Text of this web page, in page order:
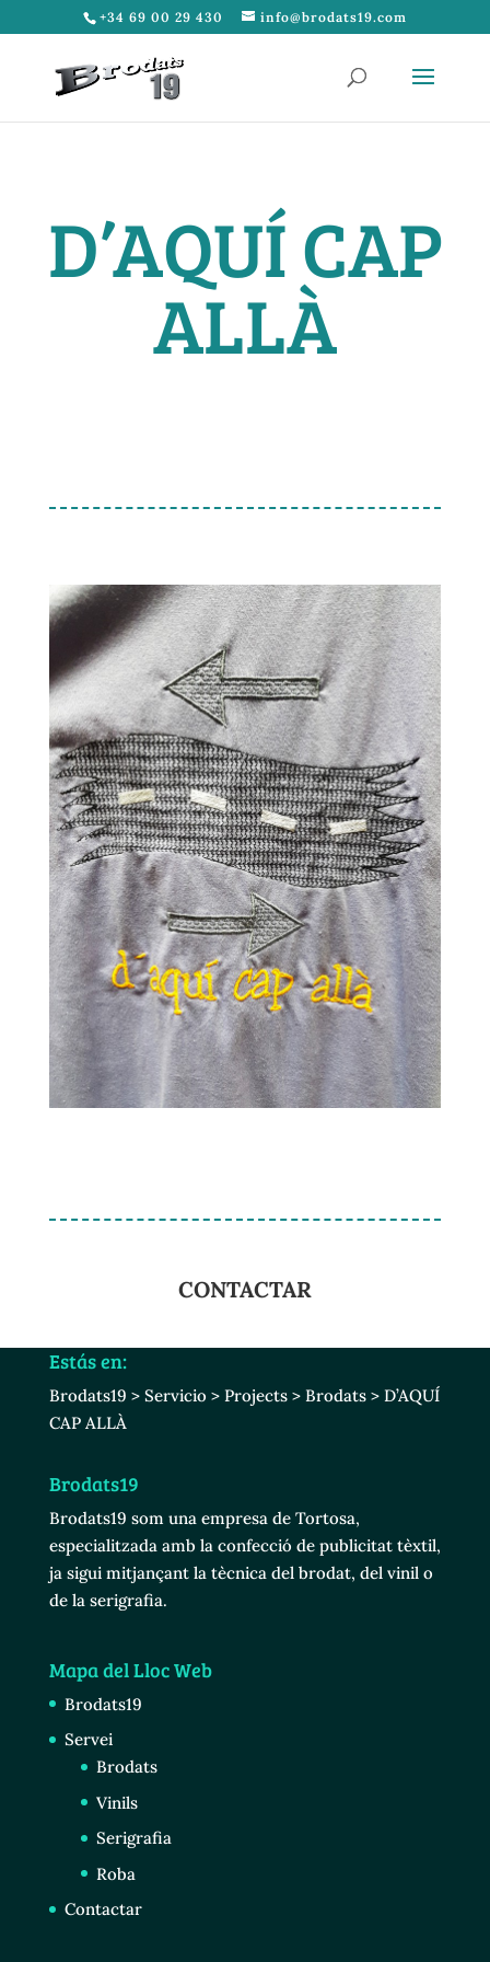
+34 69 00 29 430 info@brodats19.com
D’AQUÍ CAP
ALLÀ
CONTACTAR
Estás en:
Brodats19 > Servicio > Projects> Brodats> D’AQUÍ
CAP ALLÀ
Brodats19
Brodats19 som una empresa de Tortosa,
especialitzada amb la confecció de publicitat tèxtil,
ja sigui mitjançant la tècnica del brodat, del vinil o
de la serigrafia.
Mapa del Lloc Web
Brodats19
Servei
Brodats
Vinils
Serigrafia
Roba
Contactar